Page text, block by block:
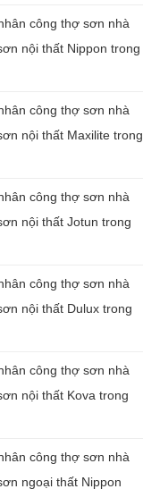
công thợ sơn nhà
nội thất Nippon trong
công thợ sơn nhà
nội thất Maxilite trong
công thợ sơn nhà
nội thất Jotun trong
công thợ sơn nhà
nội thất Dulux trong
công thợ sơn nhà
nội thất Kova trong
công thợ sơn nhà
ngoại thất Nippon